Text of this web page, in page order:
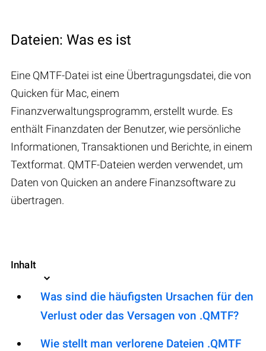
Dateien: Was es ist
Eine QMTF-Datei ist eine Übertragungsdatei, die von
Quicken für Mac, einem
Finanzverwaltungsprogramm, erstellt wurde. Es
enthält Finanzdaten der Benutzer, wie persönliche
Informationen, Transaktionen und Berichte, in einem
Textformat. QMTF-Dateien werden verwendet, um
Daten von Quicken an andere Finanzsoftware zu
übertragen.
Inhalt
Was sind die häufigsten Ursachen für den
Verlust oder das Versagen von .QMTF?
Wie stellt man verlorene Dateien .QMTF